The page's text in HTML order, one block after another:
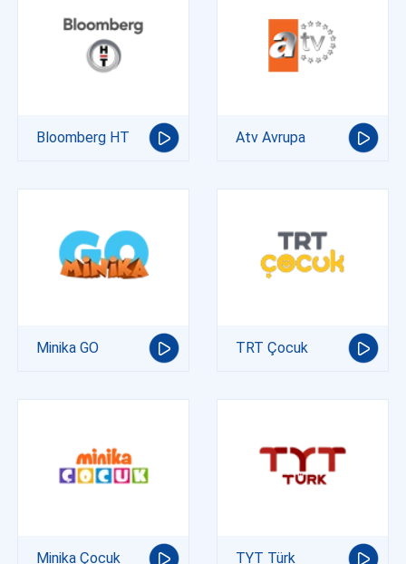
Bloomberg HT Atv Avrupa
Minika GO TRT Çocuk
Minika Çocuk TYT Türk